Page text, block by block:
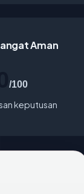
Aman
/100
keputusan